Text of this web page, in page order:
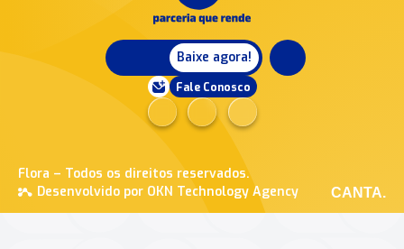
Baixe agora!
Fale Conosco
Flora – Todos os direitos reservados.
Desenvolvido por OKN Technology Agency
CANTA.